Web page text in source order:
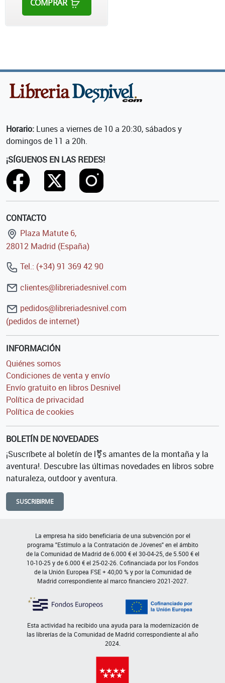
COMPRAR
Horario: Lunes a viernes de 10 a 20:30, sábados y
domingos de 11 a 20h.
¡SÍGUENOS EN LAS REDES!
CONTACTO
Plaza Matute 6,
28012 Madrid (España)
Tel.: (+34) 91 369 42 90
clientes@libreriadesnivel.com
pedidos@libreriadesnivel.com
(pedidos de internet)
INFORMACIÓN
Quiénes somos
Condiciones de venta y envío
Envío gratuito en libros Desnivel
Política de privacidad
Política de cookies
BOLETÍN DE NOVEDADES
¡Suscríbete al boletín de l⚧s amantes de la montaña y la
aventura!. Descubre las últimas novedades en libros sobre
naturaleza, outdoor y aventura.
SUSCRIBIRME
La empresa ha sido beneficiaria de una subvención por el
programa "Estímulo a la Contratación de Jóvenes" en el ámbito
de la Comunidad de Madrid de 6.000 € el 30-04-25, de 5.500 € el
10-10-25 y de 6.000 € el 25-02-26. Cofinanciada por los Fondos
de la Unión Europea FSE + 40,00 % y por la Comunidad de
Madrid correspondiente al marco financiero 2021-2027.
Esta actividad ha recibido una ayuda para la modernización de
las librerías de la Comunidad de Madrid correspondiente al año
2024.